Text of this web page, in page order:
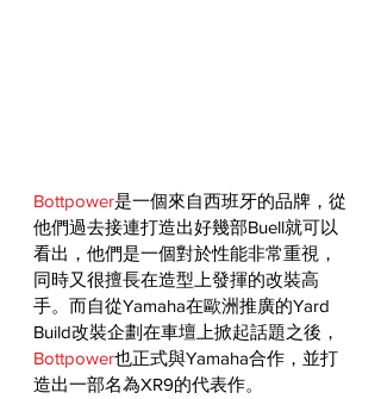
Bottpower是一個來自西班牙的品牌，從
他們過去接連打造出好幾部Buell就可以
看出，他們是一個對於性能非常重視，
同時又很擅長在造型上發揮的改裝高
手。而自從Yamaha在歐洲推廣的Yard
Build改裝企劃在車壇上掀起話題之後，
Bottpower也正式與Yamaha合作，並打
造出一部名為XR9的代表作。